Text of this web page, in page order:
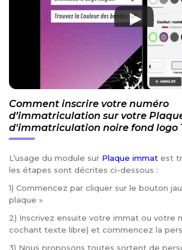
Comment inscrire votre numéro
d’immatriculation sur votre
d'immatriculation noire fond logo
L’usage du module sur Plaque immat est
les étapes sont décrites ci-dessous :
1) Commencez par cliquer sur le bouton
plaque »
2) Inscrivez ensuite votre immat ou votre
cochant texte libre) et commencez la
3) Nous proposons toutes sortent de